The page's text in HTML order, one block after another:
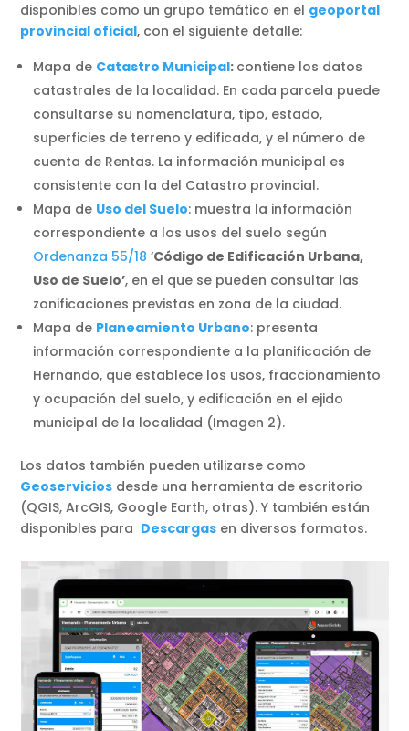
disponibles como un grupo temático en el geoportal
provincial oficial, con el siguiente detalle:
Mapa de Catastro Municipal: contiene los datos
catastrales de la localidad. En cada parcela puede
consultarse su nomenclatura, tipo, estado,
superficies de terreno y edificada, y el número de
cuenta de Rentas. La información municipal es
consistente con la del Catastro provincial.
Mapa de Uso del Suelo: muestra la información
correspondiente a los usos del suelo según
Ordenanza 55/18 ‘Código de Edificación Urbana,
Uso de Suelo’, en el que se pueden consultar las
zonificaciones previstas en zona de la ciudad.
Mapa de Planeamiento Urbano: presenta
información correspondiente a la planificación de
Hernando, que establece los usos, fraccionamiento
y ocupación del suelo, y edificación en el ejido
municipal de la localidad (Imagen 2).
Los datos también pueden utilizarse como
Geoservicios desde una herramienta de escritorio
(QGIS, ArcGIS, Google Earth, otras). Y también están
disponibles para Descargas en diversos formatos.